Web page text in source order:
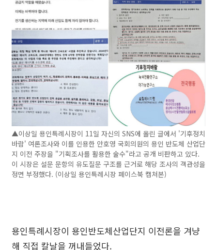
▲이상일 용인특례시장이 11일 자신의 SNS에 올린 글에서 '기후정치
바람' 여론조사와 이를 인용한 안호영 국회의원의 용인 반도체 산업단
지 이전 주장을 "기획조사를 활용한 술수"라고 공개 비판하고 있다.
이 시장은 설문 문항의 유도질문 구조를 근거로 해당 조사의 객관성을
정면 부정했다. (이상일 용인특례시장 페이스북 캡쳐본)
용인특례시장이 용인반도체산업단지 이전론을 겨냥
해 직접 칼날을 꺼내들었다.